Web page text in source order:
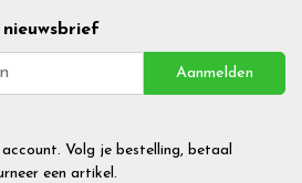
Aanmelden
Volg je bestelling, betaal
een artikel.